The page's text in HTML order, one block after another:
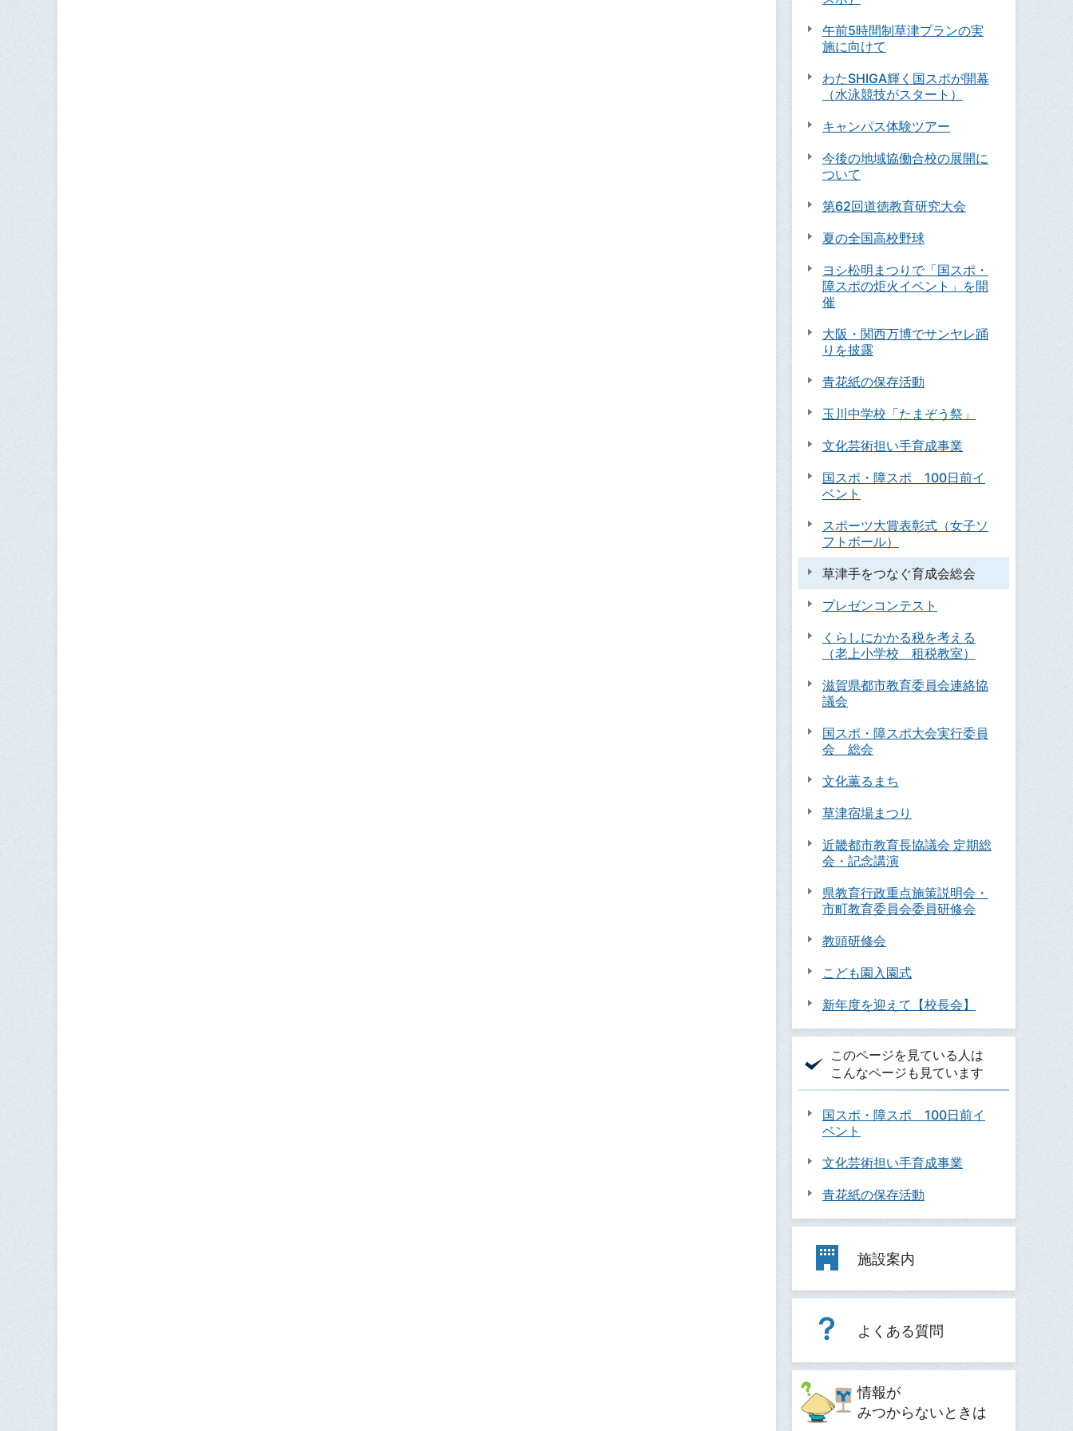
午前5時間制草津プランの実
施に向けて
わたSHIGA輝く国スポが開幕
（水泳競技がスタート）
キャンパス体験ツアー
今後の地域協働合校の展開に
ついて
第62回道徳教育研究大会
夏の全国高校野球
ヨシ松明まつりで「国スポ・
障スポの炬火イベント」を開
催
大阪・関西万博でサンヤレ踊
りを披露
青花紙の保存活動
玉川中学校「たまぞう祭」
文化芸術担い手育成事業
国スポ・障スポ 100日前イ
ベント
スポーツ大賞表彰式（女子ソ
フトボール）
草津手をつなぐ育成会総会
プレゼンコンテスト
くらしにかかる税を考える
（老上小学校 租税教室）
滋賀県都市教育委員会連絡協
議会
国スポ・障スポ大会実行委員
会 総会
文化薫るまち
草津宿場まつり
近畿都市教育長協議会 定期総
会・記念講演
県教育行政重点施策説明会・
市町教育委員会委員研修会
教頭研修会
こども園入園式
新年度を迎えて【校長会】
このページを見ている人は
こんなページも見ています
国スポ・障スポ 100日前イ
ベント
文化芸術担い手育成事業
青花紙の保存活動
施設案内
よくある質問
情報が
みつからないときは